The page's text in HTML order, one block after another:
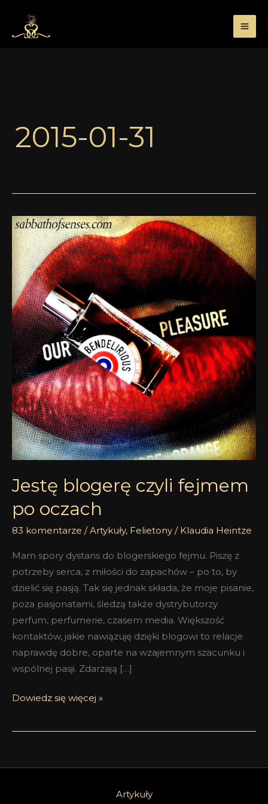
treści
2015-01-31
Jestę blogerę czyli fejmem
po oczach
83 komentarze /Artykuły, Felietony / Klaudia Heintze
Mam spory dystans do blogerskiego fejmu. Piszę z
potrzeby serca, z miłości do zapachów – po to, by
dzielić się pasją. Tak się jednak składa, że moje pisanie,
poza pasjonatami, śledzą także dystrybutorzy
perfum, perfumerie, czasem media. Większość
kontaktów, jakie nawiązuję dzięki blogowi to relacje
naprawdę dobre, oparte na wzajemnym szacunku i
wspólnej pasji. Zdarzają […]
Jestę
blogerę
czyli
fejmem
po
oczach
Dowiedz się więcej »
Artykuły